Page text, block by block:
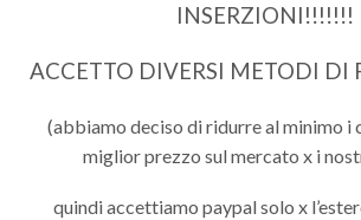
INSERZIONI!!!!!!!
ACCETTO DIVERSI METODI DI
(abbiamo deciso di ridurre al minimo
miglior prezzo sul mercato x i
quindi accettiamo paypal solo x